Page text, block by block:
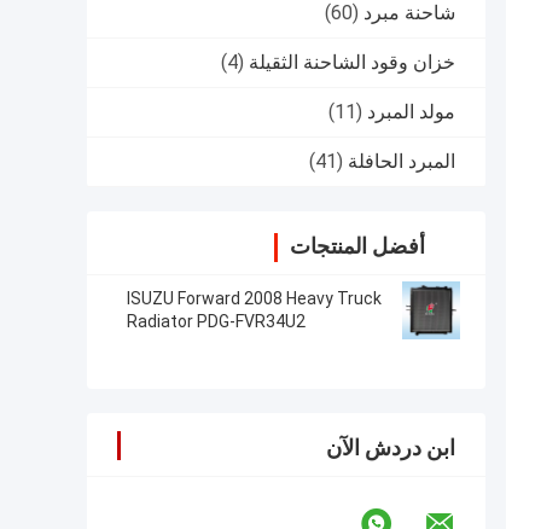
شاحنة مبرد (60)
خزان وقود الشاحنة الثقيلة (4)
مولد المبرد (11)
المبرد الحافلة (41)
أفضل المنتجات
ISUZU Forward 2008 Heavy Truck
Radiator PDG-FVR34U2
ابن دردش الآن